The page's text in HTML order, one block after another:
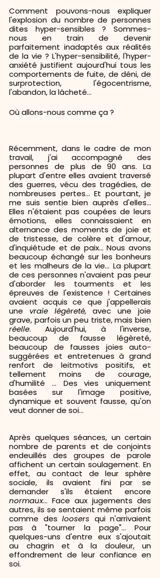
Comment pouvons-nous expliquer
l'explosion du nombre de personnes
dites hyper-sensibles ? Sommes-
nous en train de devenir
parfaitement inadaptés aux réalités
de la vie ? L'hyper-sensibilité, l'hyper-
anxiété justifient aujourd'hui tous les
comportements de fuite, de déni, de
surprotection, l'égocentrisme,
l'abandon, la lâcheté...
Où allons-nous comme ça ?
Récemment, dans le cadre de mon
travail, j'ai accompagné des
personnes de plus de 90 ans. La
plupart d'entre elles avaient traversé
des guerres, vécu des tragédies, de
nombreuses pertes... Et pourtant, je
me suis sentie bien auprès d'elles...
Elles n'étaient pas coupées de leurs
émotions, elles connaissaient en
alternance des moments de joie et
de tristesse, de colère et d'amour,
d'inquiétude et de paix... Nous avons
beaucoup échangé sur les bonheurs
et les malheurs de la vie... La plupart
de ces personnes n'avaient pas peur
d'aborder les tourments et les
épreuves de l'existence ! Certaines
avaient acquis ce que j'appellerais
une vraie légèreté, avec une joie
réelle. Aujourd'hui, à l'inverse,
beaucoup de fausse légèreté,
beaucoup de fausses joies auto-
suggérées et entretenues à grand
renfort de leitmotivs positifs, et
tellement moins de courage,
d'humilité ... Des vies uniquement
basées sur l'image positive,
dynamique et souvent fausse, qu'on
veut donner de soi...
Après quelques séances, un certain
nombre de parents et de conjoints
endeuillés des groupes de parole
affichent un certain soulagement. En
effet, au contact de leur sphère
sociale, ils avaient fini par se
normaux... Face aux jugements des
autres, ils se sentaient même parfois
comme des loosers qui n'arrivaient
pas à "tourner la page"... Pour
quelques-uns d'entre eux s'ajoutait
au chagrin et à la douleur, un
effondrement de leur confiance en
soi.